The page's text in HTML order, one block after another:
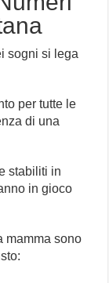
sogni si lega
per tutte le
di una
stabiliti in
in gioco
mamma sono